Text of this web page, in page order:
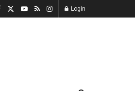
Login